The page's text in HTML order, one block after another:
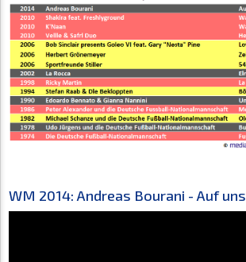
WM 2014: Andreas Bourani - Auf uns